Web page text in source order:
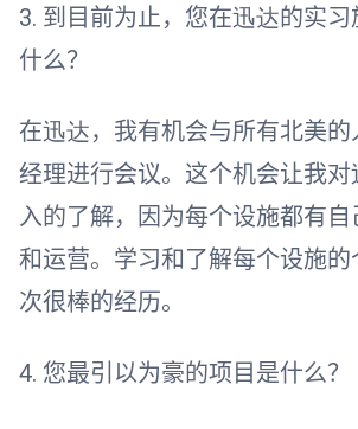
3. 到目前为止，您在迅达的实习
什么？
在迅达，我有机会与所有北美
经理进行会议。这个机会让我对
入的了解，因为每个设施都有
和运营。学习和了解每个设施
次很棒的经历。
4. 您最引以为豪的项目是什么？